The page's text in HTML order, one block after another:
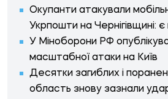
Окупанти атакували
Укрпошти на Чернігівщині: є
У Міноборони РФ
масштабної атаки на Київ
Десятки загиблих і
область знову зазнали